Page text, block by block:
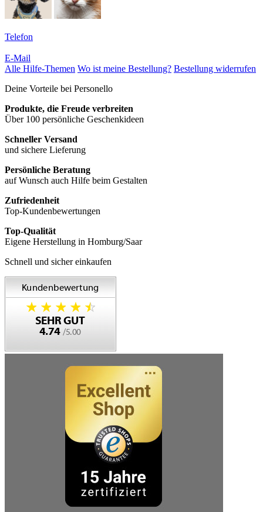
Telefon
E-Mail
Alle Hilfe-Themen Wo ist meine Bestellung? Bestellung widerrufen
Deine Vorteile bei Personello
Produkte, die Freude verbreiten
Über 100 persönliche Geschenkideen
Schneller Versand
und sichere Lieferung
Persönliche Beratung
auf Wunsch auch Hilfe beim Gestalten
Zufriedenheit
Top-Kundenbewertungen
Top-Qualität
Eigene Herstellung in Homburg/Saar
Schnell und sicher einkaufen